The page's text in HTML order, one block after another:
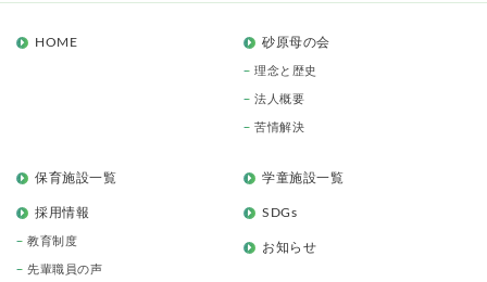
HOME 砂原母の会
理念と歴史
法人概要
苦情解決
保育施設一覧 学童施設一覧
採用情報
教育制度
先輩職員の声
SDGs
お知らせ